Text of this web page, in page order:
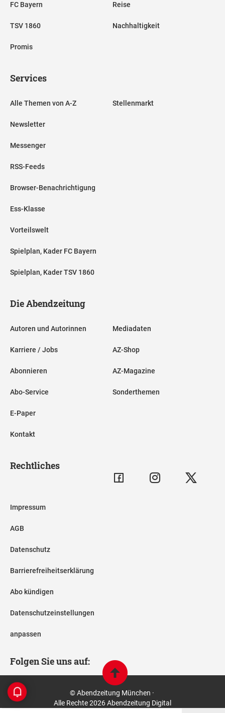
FC Bayern
TSV 1860
Promis
Reise
Nachhaltigkeit
Services
Alle Themen von A-Z
Newsletter
Messenger
RSS-Feeds
Browser-Benachrichtigung
Ess-Klasse
Vorteilswelt
Spielplan, Kader FC Bayern
Spielplan, Kader TSV 1860
Stellenmarkt
Die Abendzeitung
Autoren und Autorinnen
Karriere / Jobs
Abonnieren
Abo-Service
E-Paper
Kontakt
Mediadaten
AZ-Shop
AZ-Magazine
Sonderthemen
Rechtliches
Impressum
AGB
Datenschutz
Barrierefreiheitserklärung
Abo kündigen
Datenschutzeinstellungen
anpassen
Folgen Sie uns auf:
© Abendzeitung München ·
Alle Rechte 2026 Abendzeitung Digital